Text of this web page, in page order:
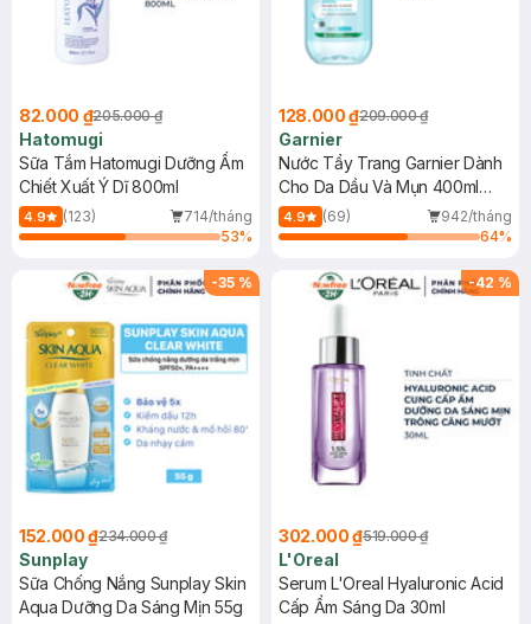
82.000 ₫205.000 ₫
Hatomugi
Sữa Tắm Hatomugi Dưỡng Ẩm
Chiết Xuất Ý Dĩ 800ml
4.9 (123)
714/tháng
53%
128.000 ₫209.000 ₫
Garnier
Nước Tẩy Trang Garnier Dành
Cho Da Dầu Và Mụn 400ml
(Mới)
4.9 (69)
942/tháng
64%
-35 %
152.000 ₫234.000 ₫
Sunplay
Sữa Chống Nắng Sunplay Skin
Aqua Dưỡng Da Sáng Mịn 55g
-42 %
302.000 ₫519.000 ₫
L'Oreal
Serum L'Oreal Hyaluronic Acid
Cấp Ẩm Sáng Da 30ml